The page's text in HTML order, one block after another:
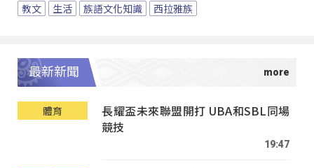
教文 生活 族語文化知識 西拉雅族
最新新聞
體育
長耀盃未來聯盟開打 UBA和SBL同場
競技
19:47